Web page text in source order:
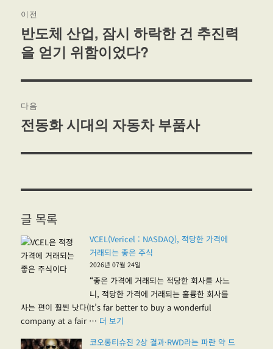
탐
색
이전
이
전
반도체 산업, 잠시 하락한 건 추진력
을 얻기 위함이었다?
다음
다
글:
전동화 시대의 자동차 부품사
글 목록
VCEL(Vericel : NASDAQ), 적당한 가격에
거래되는 좋은 주식
2026년 07월 24일
“좋은 가격에 거래되는 적당한 회사를 사느
니, 적당한 가격에 거래되는 훌륭한 회사를
사는 편이 훨씬 낫다(It’s far better to buy a wonderful
company at a fair … 더 보기
코오롱티슈진 2상 결과·RWD라는 파란 약 드